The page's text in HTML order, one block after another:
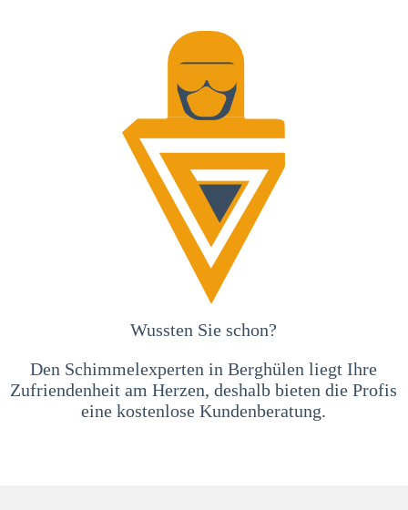
Wussten Sie schon?
Den Schimmelexperten in Berghülen liegt Ihre
Zufriendenheit am Herzen, deshalb bieten die Profis
eine kostenlose Kundenberatung.